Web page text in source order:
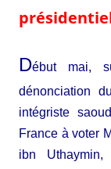
Début mai,
dénonciation
intégriste
France à voter
ibn Uthaymin,